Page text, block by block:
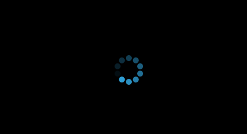
1 сезон 6 серия
1 сезон 5 серия